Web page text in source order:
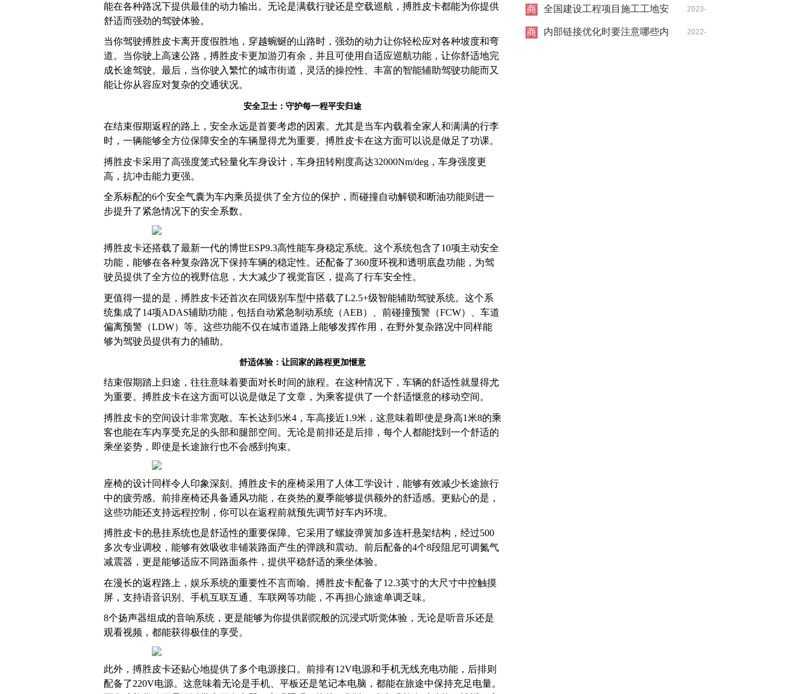
能在各种路况下提供最佳的动力输出。无论是满载行驶还是空载巡航，搏胜皮卡都能为你提供
舒适而强劲的驾驶体验。
当你驾驶搏胜皮卡离开度假胜地，穿越蜿蜒的山路时，强劲的动力让你轻松应对各种坡度和弯
道。当你驶上高速公路，搏胜皮卡更加游刃有余，并且可使用自适应巡航功能，让你舒适地完
成长途驾驶。最后，当你驶入繁忙的城市街道，灵活的操控性、丰富的智能辅助驾驶功能而又
能让你从容应对复杂的交通状况。
安全卫士：守护每一程平安归途
在结束假期返程的路上，安全永远是首要考虑的因素。尤其是当车内载着全家人和满满的行李
时，一辆能够全方位保障安全的车辆显得尤为重要。搏胜皮卡在这方面可以说是做足了功课。
搏胜皮卡采用了高强度笼式轻量化车身设计，车身扭转刚度高达32000Nm/deg，车身强度更
高，抗冲击能力更强。
全系标配的6个安全气囊为车内乘员提供了全方位的保护，而碰撞自动解锁和断油功能则进一
步提升了紧急情况下的安全系数。
搏胜皮卡还搭载了最新一代的博世ESP9.3高性能车身稳定系统。这个系统包含了10项主动安全
功能，能够在各种复杂路况下保持车辆的稳定性。还配备了360度环视和透明底盘功能，为驾
驶员提供了全方位的视野信息，大大减少了视觉盲区，提高了行车安全性。
更值得一提的是，搏胜皮卡还首次在同级别车型中搭载了L2.5+级智能辅助驾驶系统。这个系
统集成了14项ADAS辅助功能，包括自动紧急制动系统（AEB）、前碰撞预警（FCW）、车道
偏离预警（LDW）等。这些功能不仅在城市道路上能够发挥作用，在野外复杂路况中同样能
够为驾驶员提供有力的辅助。
舒适体验：让回家的路程更加惬意
结束假期踏上归途，往往意味着要面对长时间的旅程。在这种情况下，车辆的舒适性就显得尤
为重要。搏胜皮卡在这方面可以说是做足了文章，为乘客提供了一个舒适惬意的移动空间。
搏胜皮卡的空间设计非常宽敞。车长达到5米4，车高接近1.9米，这意味着即使是身高1米8的乘
客也能在车内享受充足的头部和腿部空间。无论是前排还是后排，每个人都能找到一个舒适的
乘坐姿势，即使是长途旅行也不会感到拘束。
座椅的设计同样令人印象深刻。搏胜皮卡的座椅采用了人体工学设计，能够有效减少长途旅行
中的疲劳感。前排座椅还具备通风功能，在炎热的夏季能够提供额外的舒适感。更贴心的是，
这些功能还支持远程控制，你可以在返程前就预先调节好车内环境。
搏胜皮卡的悬挂系统也是舒适性的重要保障。它采用了螺旋弹簧加多连杆悬架结构，经过500
多次专业调校，能够有效吸收非铺装路面产生的弹跳和震动。前后配备的4个8段阻尼可调氮气
减震器，更是能够适应不同路面条件，提供平稳舒适的乘坐体验。
在漫长的返程路上，娱乐系统的重要性不言而喻。搏胜皮卡配备了12.3英寸的大尺寸中控触摸
屏，支持语音识别、手机互联互通、车联网等功能，不再担心旅途单调乏味。
8个扬声器组成的音响系统，更是能够为你提供剧院般的沉浸式听觉体验，无论是听音乐还是
观看视频，都能获得极佳的享受。
此外，搏胜皮卡还贴心地提供了多个电源接口。前排有12V电源和手机无线充电功能，后排则
配备了220V电源。这意味着无论是手机、平板还是笔记本电脑，都能在旅途中保持充足电量。
01-07
商
全国建设工程项目施工工地安
全生产标准化项目观摩会在蚌
2023-
08-01
商
内部链接优化时要注意哪些内 2022-